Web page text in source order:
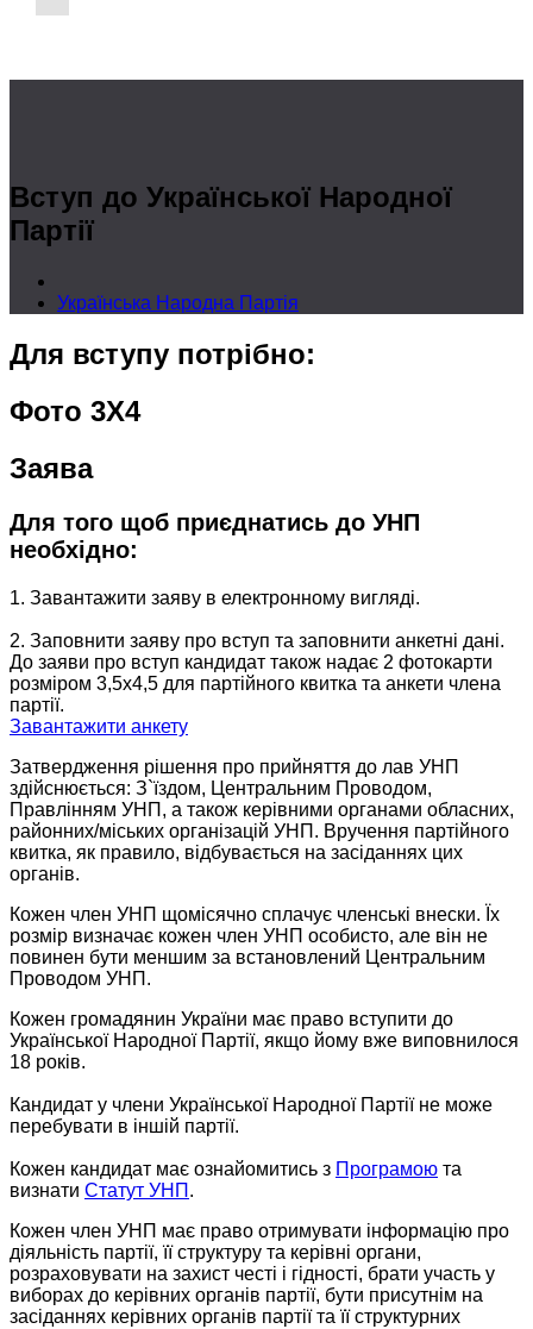
Вступ до Української Народної
Партії
Українська Народна Партія
Для вступу потрібно:
Фото 3X4
Заява
Для того щоб приєднатись до УНП
необхідно:
1. Завантажити заяву в електронному вигляді.
2. Заповнити заяву про вступ та заповнити анкетні дані.
До заяви про вступ кандидат також надає 2 фотокарти
розміром 3,5х4,5 для партійного квитка та анкети члена
партії.
Завантажити анкету
Затвердження рішення про прийняття до лав УНП
здійснюється: З`їздом, Центральним Проводом,
Правлінням УНП, а також керівними органами обласних,
районних/міських організацій УНП. Вручення партійного
квитка, як правило, відбувається на засіданнях цих
органів.
Кожен член УНП щомісячно сплачує членські внески. Їх
розмір визначає кожен член УНП особисто, але він не
повинен бути меншим за встановлений Центральним
Проводом УНП.
Кожен громадянин України має право вступити до
Української Народної Партії, якщо йому вже виповнилося
18 років.
Кандидат у члени Української Народної Партії не може
перебувати в іншій партії.
Кожен кандидат має ознайомитись з Програмою та
визнати Статут УНП .
Кожен член УНП має право отримувати інформацію про
діяльність партії, її структуру та керівні органи,
розраховувати на захист честі і гідності, брати участь у
виборах до керівних органів партії, бути присутнім на
засіданнях керівних органів партії та її структурних